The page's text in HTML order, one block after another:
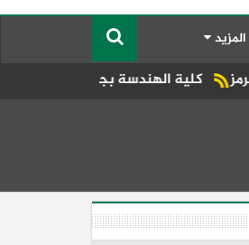
المزيد
بجامعة دمنهور تطلق فعاليات